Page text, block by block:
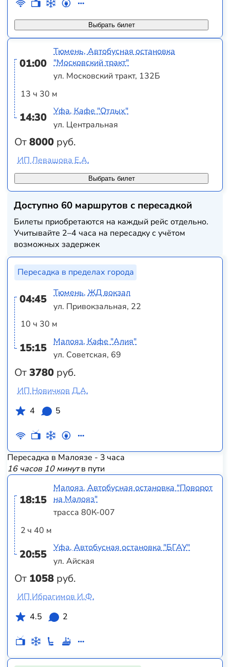
Выбрать билет
01:00
13 ч 30 м
14:30
От8000 руб.
Тюмень, Автобусная остановка
"Московский тракт"
ул. Московский тракт, 132Б
Уфа, Кафе "Отдых"
ул. Центральная
Выбрать билет
ИП Левашова Е.А.
Доступно 60 маршрутов с пересадкой
Билеты приобретаются на каждый рейс отдельно.
Учитывайте 2–4 часа на пересадку с учётом
возможных задержек
Пересадка в пределах города
04:45
10 ч 30 м
15:15
От3780 руб.
Тюмень, ЖД вокзал
ул. Привокзальная, 22
Малояз, Кафе "Алия"
ул. Советская, 69
ИП Новичков Д.А.
4
5
Пересадка в Малоязе - 3 часа
16 часов 10 минутв пути
18:15
2 ч 40 м
20:55
От 1058 руб.
Малояз, Автобусная остановка "Поворот
на Малояз"
трасса 80К-007
Уфа, Автобусная остановка "БГАУ"
ул. Айская
ИП Ибрагимов И.Ф.
4.5
2